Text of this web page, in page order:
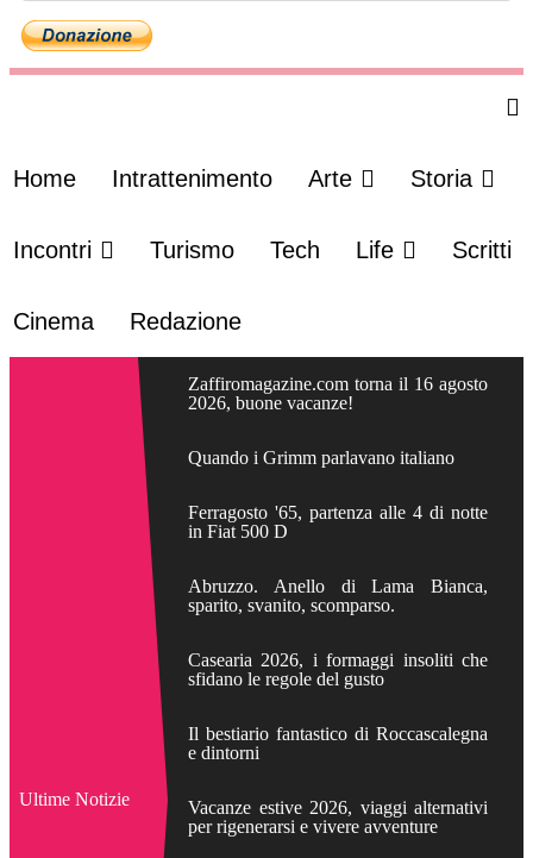
Home Intrattenimento Arte Storia
Incontri Turismo Tech Life Scritti
Cinema Redazione
Ultime Notizie
Zaffiromagazine.com torna il 16 agosto
2026, buone vacanze!
Quando i Grimm parlavano italiano
Ferragosto '65, partenza alle 4 di notte
in Fiat 500 D
Abruzzo. Anello di Lama Bianca,
sparito, svanito, scomparso.
Casearia 2026, i formaggi insoliti che
sfidano le regole del gusto
Il bestiario fantastico di Roccascalegna
e dintorni
Vacanze estive 2026, viaggi alternativi
per rigenerarsi e vivere avventure